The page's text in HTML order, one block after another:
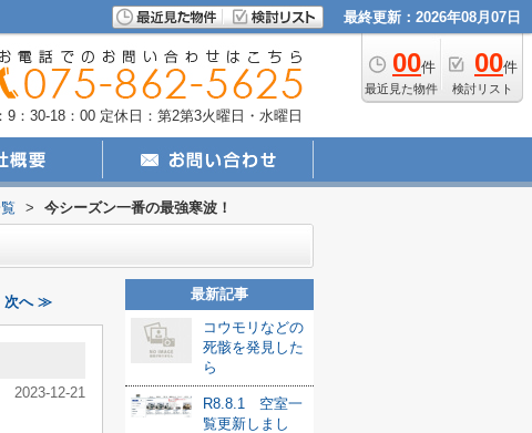
最終更新：2026年08月07日
00件
最近見た物件
00件
検討リスト
9：30-18：00 定休日：第2第3火曜日・水曜日
> 今シーズン一番の最強寒波！
次へ ≫
2023-12-21
最新記事
コウモリなどの
死骸を発見した
ら
R8.8.1 空室一
覧更新しまし